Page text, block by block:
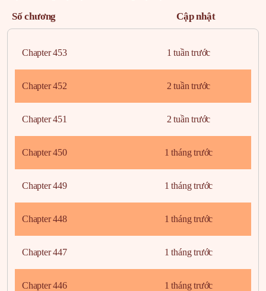
Số chương Cập nhật
Chapter 453 1 tuần trước
Chapter 452 2 tuần trước
Chapter 451 2 tuần trước
Chapter 450 1 tháng trước
Chapter 449 1 tháng trước
Chapter 448 1 tháng trước
Chapter 447 1 tháng trước
Chapter 446 1 tháng trước